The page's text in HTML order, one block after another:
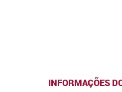
INFORMAÇÕES